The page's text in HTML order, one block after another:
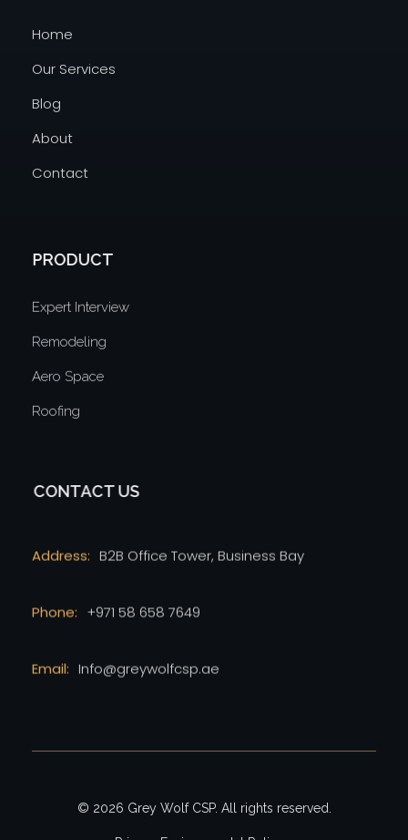
Home
Our Services
Blog
About
Contact
PRODUCT
Expert Interview
Remodeling
Aero Space
Roofing
CONTACT US
Address: B2B Office Tower, Business Bay
Phone: +971 58 658 7649
Email: Info@greywolfcsp.ae
© 2026 Grey Wolf CSP. All rights reserved.